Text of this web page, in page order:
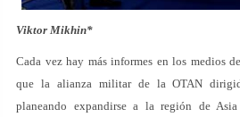
Viktor Mikhin*
Cada vez hay más informes en los medios
que la alianza militar de la OTAN
planeando expandirse a la región de